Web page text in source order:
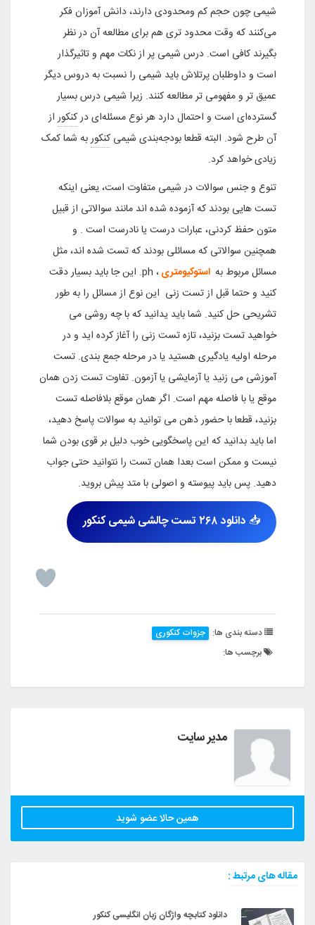
شیمی چون حجم کم ومحدودی دارند، دانش آموزان فکر
می‌کنند که وقت محدود تری هم برای مطالعه آن در نظر
بگیرند کافی است. درس شیمی پر از نکات مهم و تاثیرگذار
است و داوطلبان پرتلاش باید شیمی را نسبت به دروس دیگر
عمیق تر و مفهومی تر مطالعه کنند. زیرا شیمی درس بسیار
گسترده‌ای است و احتمال دارد هر نوع مسئله‌ای درکنکور از
آن طرح شود. البته قطعا بودجه‌بندی شیمی کنکوربه شما کمک
زیادی خواهد کرد.
تنوع و جنس سوالات در شیمی متفاوت است، یعنی اینکه
تست هایی بودند که آزموده شده اند مانند سوالاتی از قبیل
متون حفظ کردنی، عبارات درست یا نادرست است . و
همچنین سوالاتی که مسائلی بودند که تست شده اند، مثل
مسائل مربوط به استوکیومتری
، ph. این جا باید بسیار دقت
کنید و حتما قبل از تست زنی این نوع از مسائل را به طور
تشریحی حل کنید. شما باید یدانید که با چه روشی می
خواهید تست بزنید، تازه تست زنی را آغاز کرده اید و در
مرحله اولیه یادگیری هستید یا در مرحله جمع بندی. تست
آموزشی می زنید یا آزمایشی یا آزمون. تفاوت تست زدن همان
موقع یا با فاصله مهم است. اگر همان موقع بلافاصله تست
بزنید، قطعا با حضور ذهن می توانید به سوالات پاسخ دهید،
اما باید بدانید که این پاسخگویی خوب دلیل بر قوی بودن شما
نیست و ممکن است بعدا همان تست را نتوانید حتی جواب
دهید. پس باید پیوسته و اصولی با متد پیش بروید.
📥 دانلود ۲۶۸ تست چالشی شیمی کنکور
دسته بندی ها: جزوات کنکوری
برچسب ها:
مدیر سایت
همین حالا عضو شوید
مقاله های مرتبط :
دانلود کتابچه واژگان زبان انگلیسی کنکور